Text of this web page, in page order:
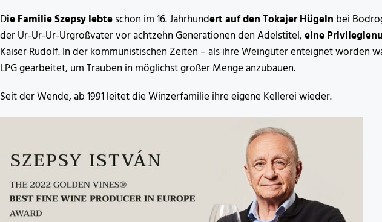
Die Familie Szepsy lebteschon im 16. Jahrhundert auf den Tokajer Hügeln bei
der Ur-Ur-Ur-Urgroßvater vor achtzehn Generationen den Adelstitel,eine
Kaiser Rudolf. In der kommunistischen Zeiten – als ihre Weingüter enteignet worden
LPG gearbeitet, um Trauben in möglichst großer Menge anzubauen.
Seit der Wende, ab 1991 leitet die Winzerfamilie ihre eigene Kellerei wieder.